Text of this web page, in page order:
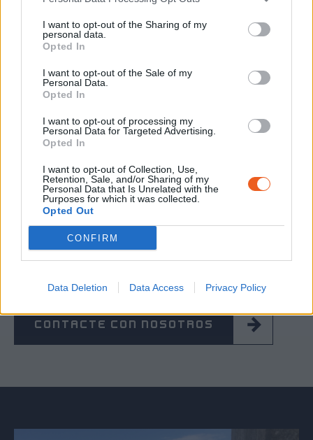
I want to opt-out of the Sharing of my
personal data.
Opted In
I want to opt-out of the Sale of my
Personal Data.
Opted In
I want to opt-out of processing my
Personal Data for Targeted Advertising.
Opted In
I want to opt-out of Collection, Use,
Retention, Sale, and/or Sharing of my
Personal Data that Is Unrelated with the
Purposes for which it was collected.
Opted Out
CONFIRM
Data Deletion Data Access Privacy Policy
FAMILIAS Y JÓVENES
En grupo o en familia, el Memorial invita a los
más jóvenes a descubrir el campo de
Rivesaltes y su historia durante una visita o en
los talleres que organizan nuestros
mediadores. Dichas sesiones precisan de
CONTACTE CON NOSOTROS